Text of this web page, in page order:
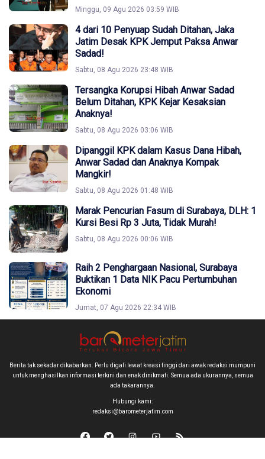
Minggu, 09 Agu 2026 03:59 WIB
4 dari 10 Penyuap Sudah Ditahan, Jaka
Jatim Desak KPK Jemput Paksa Anwar
Sadad!
Sabtu, 08 Agu 2026 23:48 WIB
Tersangka Korupsi Hibah Anwar Sadad
Belum Ditahan, KPK Kejar Kesaksian
Anaknya!
Sabtu, 08 Agu 2026 03:06 WIB
Dipanggil KPK dalam Kasus Dana Hibah,
Anwar Sadad dan Anaknya Kompak
Mangkir!
Sabtu, 08 Agu 2026 01:48 WIB
Marak Pencurian Fasum di Surabaya, DLH: 1
Kursi Besi Rp 3 Juta, Tidak Murah!
Sabtu, 08 Agu 2026 00:06 WIB
Raih 2 Penghargaan Nasional, Surabaya
Buktikan 1 Data NIK Pacu Pertumbuhan
Ekonomi
Jumat, 07 Agu 2026 22:34 WIB
Berita tak sekadar dikabarkan. Perlu digali lewat kreasi tinggi dari awak redaksi mumpuni
untuk menghasilkan informasi terkini dan enak dinikmati. Semua ada ukurannya, semua
ada takarannya.
Hubungi kami:
redaksi@barometerjatim.com